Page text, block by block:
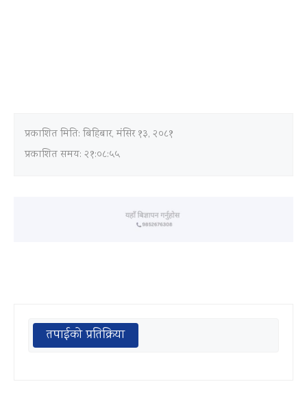
प्रकाशित मिति: बिहिबार, मंसिर १३, २०८१
प्रकाशित समय: २१:०८:५५
तपाईको प्रतिक्रिया